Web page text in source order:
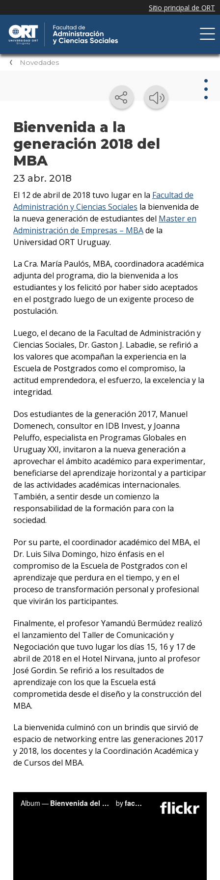
Novedades
Bienvenida a la
generación 2018 del
MBA
La
en
de la
23 abr. 2018
El 12 de abril de 2018 tuvo lugar en la Facultad de
Administración y Ciencias Sociales la bienvenida de
la nueva generación de estudiantes del Master en
Administración de Empresas – MBAde la
Universidad ORT Uruguay.
La Cra. María Paulós, MBA, coordinadora académica
adjunta del programa, dio la bienvenida a los
estudiantes y los felicitó por haber sido aceptados
en el postgrado luego de un exigente proceso de
postulación.
Luego, el decano de la Facultad de Administración y
Ciencias Sociales, Dr. Gaston J. Labadie, se refirió a
los valores que acompañan la experiencia en la
Escuela de Postgrados como el compromiso, la
actitud emprendedora, el esfuerzo, la excelencia y la
integridad.
Dos estudiantes de la generación 2017, Manuel
Domenech, consultor en IDB Invest, y Joanna
Peluffo, especialista en Programas Globales en
Uruguay XXI, invitaron a la nueva generación a
aprovechar el ámbito académico para experimentar,
beneficiarse del aprendizaje horizontal y a participar
de las actividades académicas internacionales.
También, a sentir desde un comienzo la
responsabilidad de la formación para con la
sociedad.
Por su parte, el coordinador académico del MBA, el
Dr. Luis Silva Domingo, hizo énfasis en el
compromiso de la Escuela de Postgrados con el
aprendizaje que perdura en el tiempo, y en el
proceso de transformación personal y profesional
que vivirán los participantes.
Finalmente, el profesor Yamandú Bermúdez realizó
el lanzamiento del Taller de Comunicación y
Negociación que tuvo lugar los días 15, 16 y 17 de
abril de 2018 en el Hotel Nirvana, junto al profesor
José Gordin. Se refirió a los resultados de
aprendizaje con los que la Escuela está
comprometida desde el diseño y la construcción del
MBA.
La bienvenida culminó con un brindis que sirvió de
espacio de networking entre las generaciones 2017
y 2018, los docentes y la Coordinación Académica y
de Cursos del MBA.